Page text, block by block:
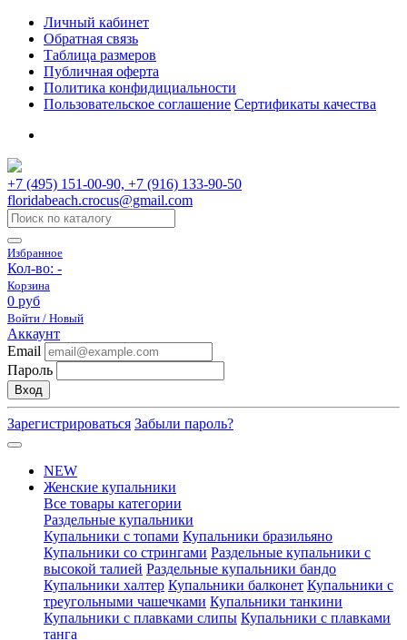
Личный кабинет
Обратная связь
Таблица размеров
Публичная оферта
Политика конфидициальности
Пользовательское соглашение Сертификаты качества
+7 (495) 151-00-90, +7 (916) 133-90-50
floridabeach.crocus@gmail.com
Избранное
Кол-во: -
Корзина
0 руб
Войти / Новый
Аккаунт
Email
Пароль
Вход
Зарегистрироваться Забыли пароль?
NEW
Женские купальники
Все товары категории
Раздельные купальники
Купальники с топами Купальники бразильяно
Купальники со стрингами Раздельные купальники с
высокой талией Раздельные купальники бандо
Купальники халтер Купальники балконет Купальники с
треугольными чашечками Купальники танкини
Купальники с плавками слипы Купальники с плавками
танга